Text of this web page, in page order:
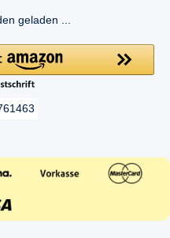
geladen ...